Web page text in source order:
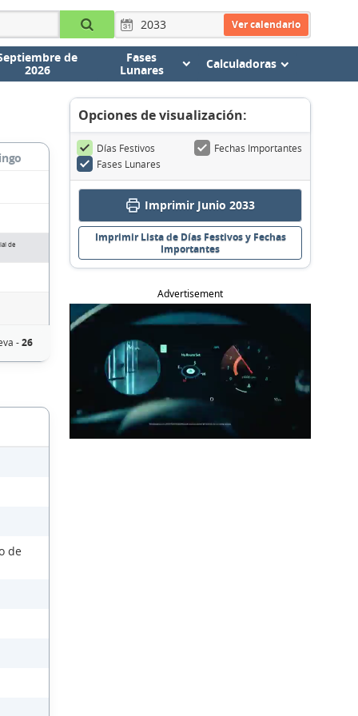
Ver calendario
de
2026
Fases
Lunares
Calculadoras
de
-26
de
Opciones de visualización:
Días Festivos
Fechas Importantes
Fases Lunares
Imprimir Junio 2033
Imprimir Lista de Días Festivos y Fechas
Importantes
Advertisement